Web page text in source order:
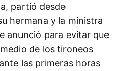
partió desde
hermana y la ministra
anunció para evitar que
de los tironeos
las primeras horas